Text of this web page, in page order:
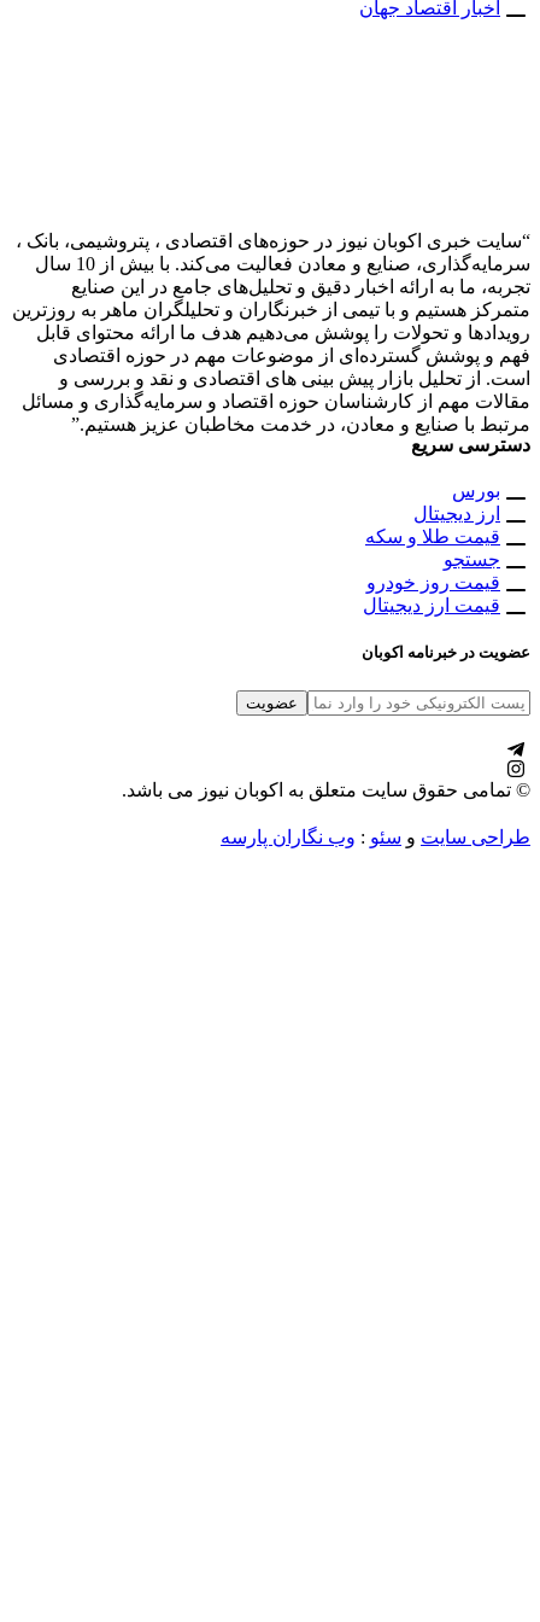
اقتصاد جهان
خبری اکوبان نیوز در حوزه‌های اقتصادی ، پتروشیمی، بانک ،
سرمایه‌گذاری، صنایع و معادن فعالیت می‌کند. با بیش از 10 سال
ما به ارائه اخبار دقیق و تحلیل‌های جامع در این صنایع
هستیم و با تیمی از خبرنگاران و تحلیلگران ماهر به روزترین
و تحولات را پوشش می‌دهیم هدف ما ارائه محتوای قابل
پوشش گسترده‌ای از موضوعات مهم در حوزه اقتصادی
تحلیل بازار پیش بینی های اقتصادی و نقد و بررسی و
مهم از کارشناسان حوزه اقتصاد و سرمایه‌گذاری و مسائل
با صنایع و معادن، در خدمت مخاطبان عزیز هستیم.”
سریع
دیجیتال
طلا و سکه
روز خودرو
ارز دیجیتال
خبرنامه اکوبان
حقوق سایت متعلق به اکوبان نیوز می باشد.
سایت وسئو : وب نگاران پارسه